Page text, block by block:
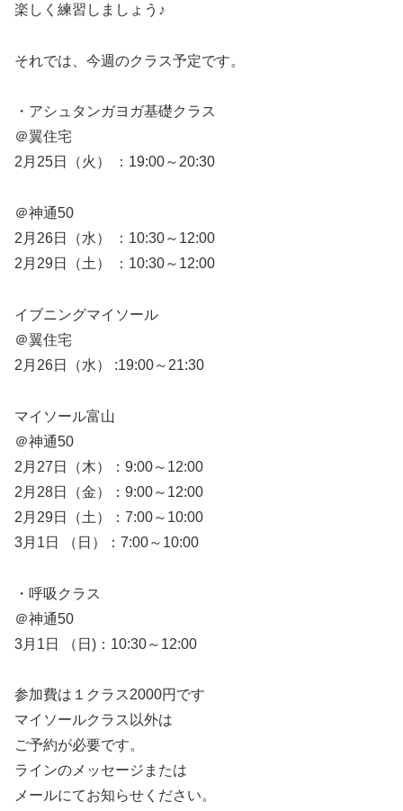
楽しく練習しましょう♪
それでは、今週のクラス予定です。
・アシュタンガヨガ基礎クラス
＠翼住宅
2月25日（火） ：19:00～20:30
＠神通50
2月26日（水） ：10:30～12:00
2月29日（土） ：10:30～12:00
イブニングマイソール
＠翼住宅
2月26日（水） :19:00～21:30
マイソール富山
＠神通50
2月27日（木）：9:00～12:00
2月28日（金）：9:00～12:00
2月29日（土）：7:00～10:00
3月1日 （日）：7:00～10:00
・呼吸クラス
＠神通50
3月1日 （日)：10:30～12:00
参加費は１クラス2000円です
マイソールクラス以外は
ご予約が必要です。
ラインのメッセージまたは
メールにてお知らせください。